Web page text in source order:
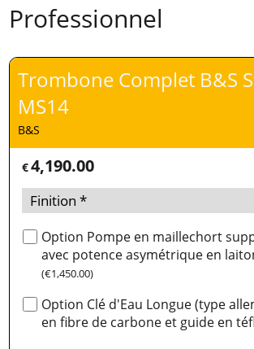
Professionnel
Trombone Complet B&S
MS14
B&S
€4,190.00
Option Pompe en maillechort
avec potence asymétrique en
(€1,450.00)
Option Clé d'Eau Longue (type
en fibre de carbone et guide en